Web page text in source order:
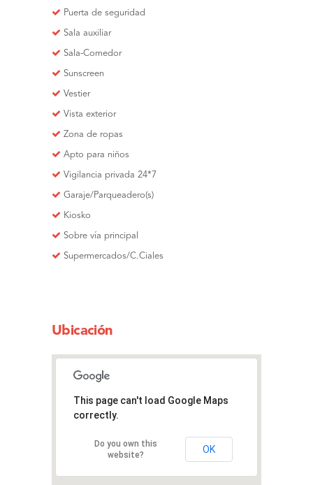
Puerta de seguridad
Sala auxiliar
Sala-Comedor
Sunscreen
Vestier
Vista exterior
Zona de ropas
Apto para niños
Vigilancia privada 24*7
Garaje/Parqueadero(s)
Kiosko
Sobre vía principal
Supermercados/C.Ciales
Ubicación
This page can't load Google Maps
correctly.
Do you own this
website?
OK